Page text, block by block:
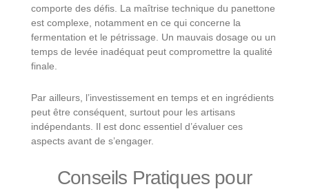
comporte des défis. La maîtrise technique du panettone
est complexe, notamment en ce qui concerne la
fermentation et le pétrissage. Un mauvais dosage ou un
temps de levée inadéquat peut compromettre la qualité
finale.
Par ailleurs, l’investissement en temps et en ingrédients
peut être conséquent, surtout pour les artisans
indépendants. Il est donc essentiel d’évaluer ces
aspects avant de s’engager.
Conseils Pratiques pour